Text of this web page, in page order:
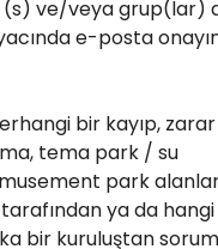
ve/veya grup(lar)
e-posta
bir kayıp,
tema park / su
park
ya da
bir kuruluştan